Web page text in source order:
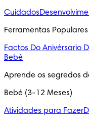
Cuidados
Ferramentas Populares
Factos Do Anivérsario
Bebé
Aprende os segredos
Bebé (3-12 Meses)
Atividades para Fazer